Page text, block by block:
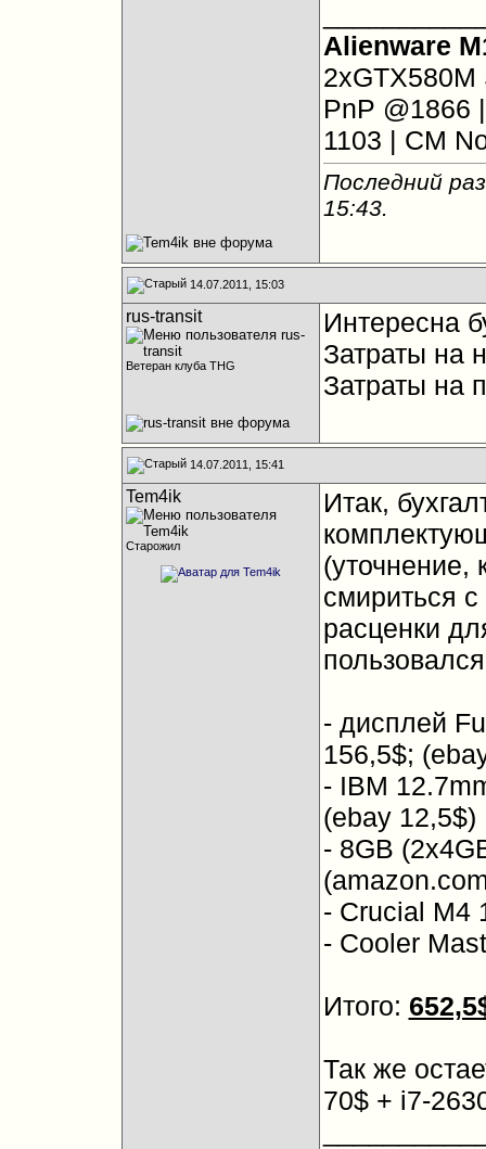
Alienware
PnP @1866
1103 | CM
Последний
15:43.
14.07.2011, 15:03
rus-transit
Ветеран клуба THG
Интересна
Затраты на
Затраты на
14.07.2011, 15:41
Tem4ik
Старожил
Итак,
(уточнение,
смириться
расценки
- дисплей
156,5$;
- IBM
(ebay 12,5$)
- 8GB
- Crucial M4
- Cooler
Итого:
Так же
70$ + i7-